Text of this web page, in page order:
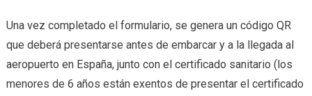
Una vez completado el formulario, se genera un código QR
que deberá presentarse antes de embarcar y a la llegada al
aeropuerto en España, junto con el certificado sanitario (los
menores de 6 años están exentos de presentar el certificado